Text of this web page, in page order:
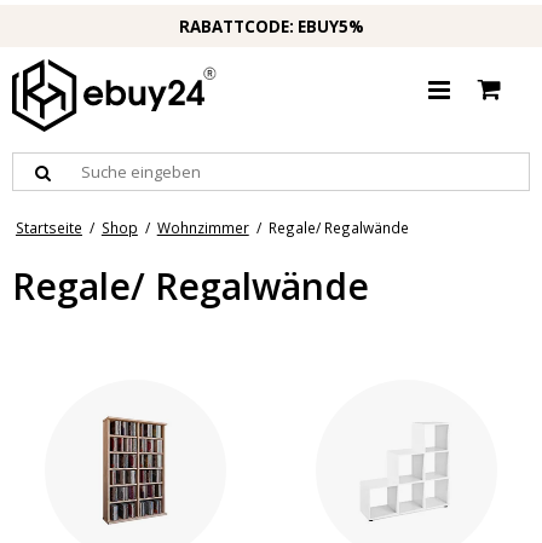
RABATTCODE: EBUY5%
Startseite / Shop / Wohnzimmer / Regale/ Regalwände
Regale/ Regalwände